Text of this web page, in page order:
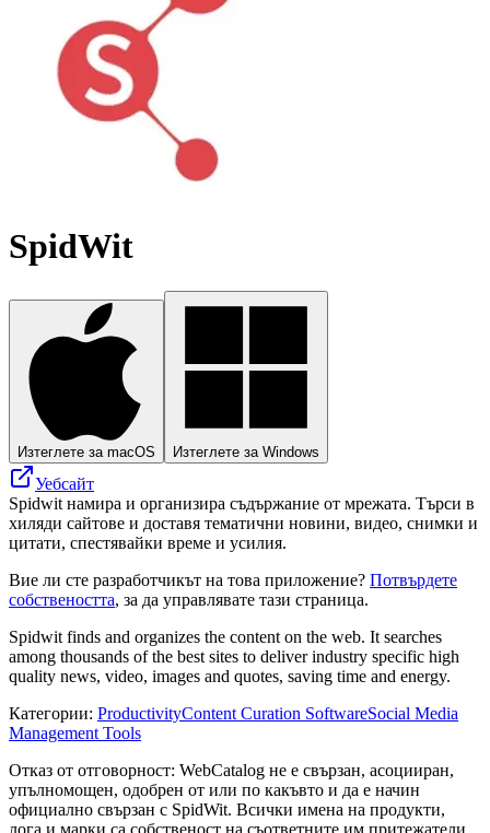
SpidWit
Изтеглете за macOS Изтеглете за Windows
Уебсайт
Spidwit намира и организира съдържание от мрежата. Търси в
хиляди сайтове и доставя тематични новини, видео, снимки и
цитати, спестявайки време и усилия.
Вие ли сте разработчикът на това приложение? Потвърдете
собствеността, за да управлявате тази страница.
Spidwit finds and organizes the content on the web. It searches
among thousands of the best sites to deliver industry specific high
quality news, video, images and quotes, saving time and energy.
Категории: ProductivityContent Curation SoftwareSocial Media
Management Tools
Отказ от отговорност: WebCatalog не е свързан, асоцииран,
упълномощен, одобрен от или по какъвто и да е начин
официално свързан с SpidWit. Всички имена на продукти,
лога и марки са собственост на съответните им притежатели.